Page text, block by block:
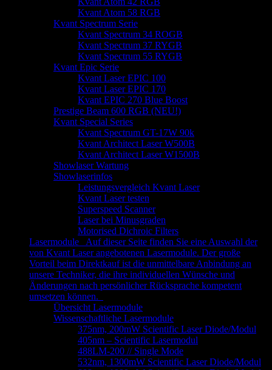
Kvant Atom 58 RGB
Kvant Spectrum Serie
Kvant Spectrum 34 ROGB
Kvant Spectrum 37 RYGB
Kvant Spectrum 55 RYGB
Kvant Epic Serie
Kvant Laser EPIC 100
Kvant Laser EPIC 170
Kvant EPIC 270 Blue Boost
Prestige Beam 600 RGB (NEU!)
Kvant Special Series
Kvant Spectrum GT-17W 90k
Kvant Architect Laser W500B
Kvant Architect Laser W1500B
Showlaser Wartung
Showlaserinfos
Leistungsvergleich Kvant Laser
Kvant Laser testen
Superspeed Scanner
Laser bei Minusgraden
Motorised Dichroic Filters
Lasermodule
Auf dieser Seite finden Sie eine Auswahl der
von Kvant Laser angebotenen Lasermodule. Der große
Vorteil beim Direktkauf ist die unmittelbare Anbindung an
unsere Techniker, die ihre individuellen Wünsche und
Änderungen nach persönlicher Rücksprache kompetent
umsetzen können.
Übersicht Lasermodule
Wissenschaftliche Lasermodule
375nm, 200mW Scientific Laser Diode/Modul
405nm – Scientific Lasermodul
488LM-200 // Single Mode
532nm, 1300mW Scientific Laser Diode/Modul